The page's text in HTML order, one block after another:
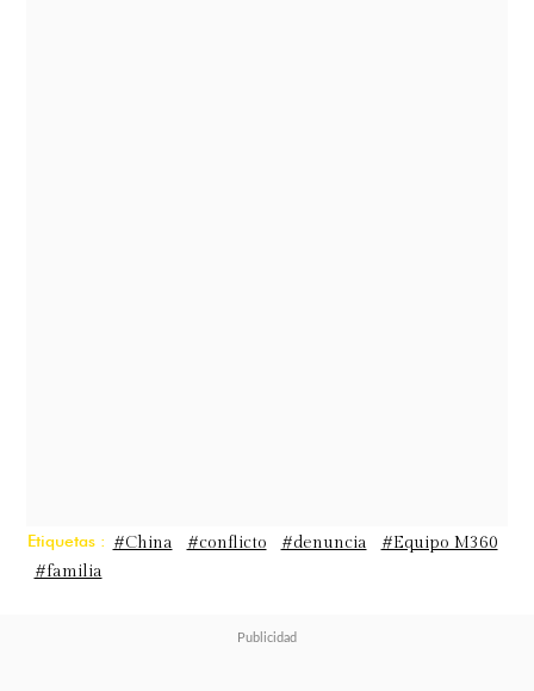
Etiquetas : #China #conflicto #denuncia
#Equipo M360
#familia